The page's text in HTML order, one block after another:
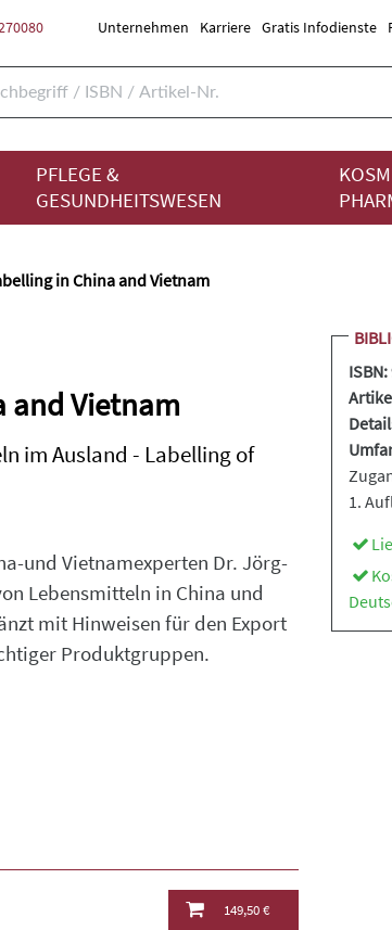
Unternehmen Karriere Gratis Infodienste
PFLEGE &
GESUNDHEITSWESEN
in China and Vietnam
and Vietnam
im Ausland - Labelling of
und Vietnamexperten Dr. Jörg-
Lebensmitteln in China und
mit Hinweisen für den Export
Produktgruppen.
ISBN:
1.
149,50 €